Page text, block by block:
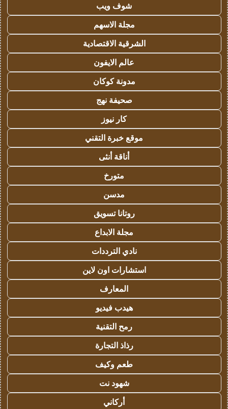
شوف ويب
مجلة الاسهم
الشرقية الاقتصادية
عالم الايفون
مدونة كوكان
صحيفة نهج
كار نيوز
موقع خبرة التقني
أناقة أنثى
متورخ
مدسن
روتانا تسويق
مجلة الابداع
نادي الترددات
استشارات اون لاين
المعارف
هيدب فيديو
رمح التقنية
رذاذ التجارة
طعم وكيف
شهود نت
أركاني